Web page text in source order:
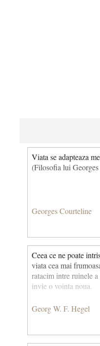
Viata se adapteaza
(Filosofia lui
Georges Courteline
Ceea ce ne poate
viata cea mai
ratacim intre ruinele
invie o vointa noua.
Georg W. F. Hegel